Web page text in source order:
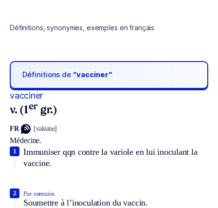
Définitions, synonymes, exemples en français
Définitions de “vacciner“
vacciner
v. (1er gr.)
FR [vaksine]
Médecine.
Immuniser qqn contre la variole en lui inoculant la
vaccine.
1
Par extension.
Soumettre à l’inoculation du vaccin.
2